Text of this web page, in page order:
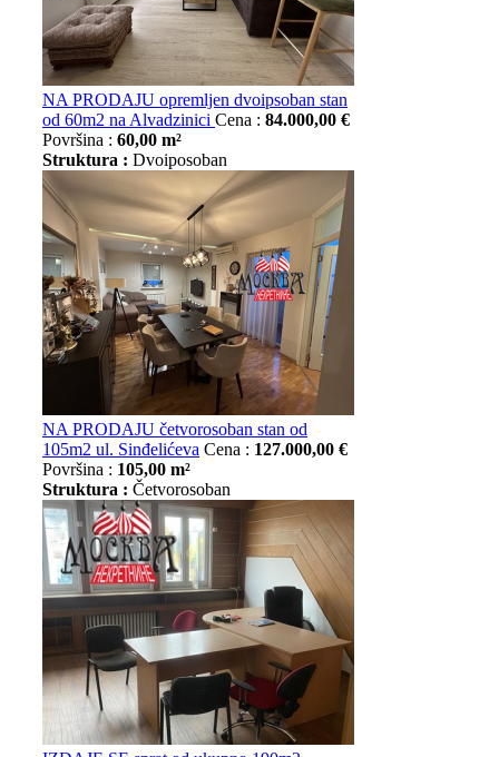
NA PRODAJU opremljen dvoipsoban stan
od 60m2 na Alvadzinici Cena : 84.000,00 €
Površina : 60,00 m²
Struktura : Dvoiposoban
NA PRODAJU četvorosoban stan od
105m2 ul. Sinđelićeva Cena : 127.000,00 €
Površina : 105,00 m²
Struktura : Četvorosoban